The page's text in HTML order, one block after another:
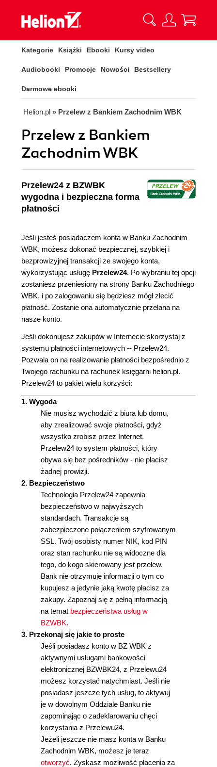
Kategorie Książki Ebooki Kursy video
Audiobooki Promocje Nowości Bestsellery
Darmowe ebooki
Helion.pl » Przelew z Bankiem Zachodnim WBK
Przelew z Bankiem
Zachodnim WBK
Przelew24 z BZWBK
wygodna i bezpieczna forma
płatności
Jeśli jesteś posiadaczem konta w Banku Zachodnim
WBK, możesz dokonać bezpiecznej, szybkiej i
bezprowizyjnej transakcji ze swojego konta,
wykorzystując usługę Przelew24. Po wybraniu tej opcji
zostaniesz przeniesiony na strony Banku Zachodniego
WBK, i po zalogowaniu się będziesz mógł zlecić
płatność. Zostanie ona automatycznie przelana na
nasze konto.
Jeśli dokonujesz zakupów w Internecie skorzystaj z
systemu płatności internetowych -- Przelew24.
Pozwala on na realizowanie płatności bezpośrednio z
Twojego rachunku na rachunek księgarni helion.pl.
Przelew24 to pakiet wielu korzyści:
1. Wygoda
Nie musisz wychodzić z biura lub domu,
aby zrealizować swoje płatności, gdyż
wszystko zrobisz przez Internet.
Przelew24 to system płatności, który
obywa się bez pośredników - nie płacisz
żadnej prowizji.
2. Bezpieczeństwo
Technologia Przelew24 zapewnia
bezpieczeństwo w najwyższych
standardach. Transakcje są
zabezpieczone połączeniem szyfrowanym
SSL. Twój osobisty numer NIK, kod PIN
oraz stan rachunku nie są widoczne dla
tego, do kogo skierowany jest przelew.
Bank nie otrzymuje informacji o tym co
kupujesz a jedynie jaką kwotę płacisz za
zakupy. Zapoznaj się z pełną informacją
na temat bezpieczeństwa usług w
BZWBK.
3. Przekonaj się jakie to proste
Jeśli posiadasz konto w BZ WBK z
aktywnymi usługami bankowości
elektronicznej BZWBK24, z Przelewu24
możesz korzystać natychmiast. Jeśli nie
posiadasz jeszcze tych usług, to aktywuj
je w dowolnym Oddziale Banku nie
zapominając o zadeklarowaniu chęci
korzystania z Przelewu24.
Jeżeli jeszcze nie masz konta w Banku
Zachodnim WBK, możesz je teraz
otworzyć. Zyskasz możliwość płacenia za